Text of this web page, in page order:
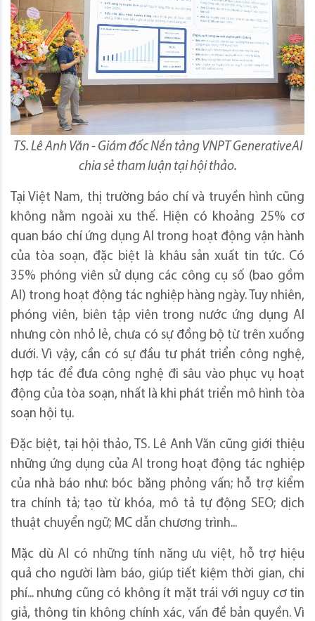
TS. Lê Anh Văn - Giám đốc Nền tảng VNPT GenerativeAI
chia sẻ tham luận tại hội thảo.
Tại Việt Nam, thị trường báo chí và truyền hình cũng
không nằm ngoài xu thế. Hiện có khoảng 25% cơ
quan báo chí ứng dụng AI trong hoạt động vận hành
của tòa soạn, đặc biệt là khâu sản xuất tin tức. Có
35% phóng viên sử dụng các công cụ số (bao gồm
AI) trong hoạt động tác nghiệp hàng ngày. Tuy nhiên,
phóng viên, biên tập viên trong nước ứng dụng AI
nhưng còn nhỏ lẻ, chưa có sự đồng bộ từ trên xuống
dưới. Vì vậy, cần có sự đầu tư phát triển công nghệ,
hợp tác để đưa công nghệ đi sâu vào phục vụ hoạt
động của tòa soạn, nhất là khi phát triển mô hình tòa
soạn hội tụ.
Đặc biệt, tại hội thảo, TS. Lê Anh Văn cũng giới thiệu
những ứng dụng của AI trong hoạt động tác nghiệp
của nhà báo như: bóc băng phỏng vấn; hỗ trợ kiểm
tra chính tả; tạo từ khóa, mô tả tự động SEO; dịch
thuật chuyển ngữ; MC dẫn chương trình...
Mặc dù AI có những tính năng ưu việt, hỗ trợ hiệu
quả cho người làm báo, giúp tiết kiệm thời gian, chi
phí... nhưng cũng có không ít mặt trái với nguy cơ tin
giả, thông tin không chính xác, vấn đề bản quyền. Vì